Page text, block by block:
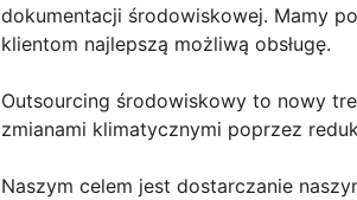
dokumentacji środowiskowej. Mamy
klientom najlepszą możliwą obsługę.
Outsourcing środowiskowy to nowy
zmianami klimatycznymi poprzez
Naszym celem jest dostarczanie